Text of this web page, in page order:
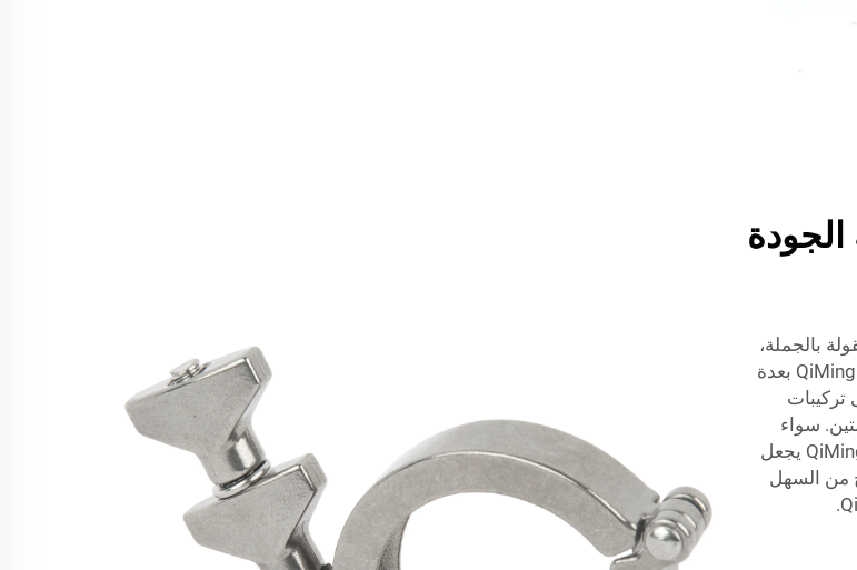
بالجملة،
فإن شركة QiMing هي المورد المناسب لك. تتوفر تركيبات QiMing triclover بعدة
بوصة، وصولاً إلى تركيبات
المتين. سواء
كنت تعمل في مشروع صغير أو مشروع كبير، فإن استخدام تركيبات QiMing يجعل
من السهل